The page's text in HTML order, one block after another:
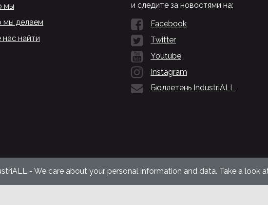
мы
мы делаем
нас найти
и следите за новостями на:
Facebook
Twitter
Youtube
Instagram
Бюллетень IndustriALL
- We care about your personal information and data. Take a look